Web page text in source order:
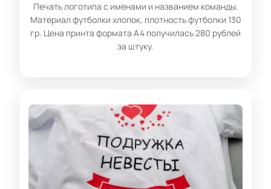
Печать логотипа с именами и названием команды.
Материал футболки хлопок, плотность футболки 130
гр. Цена принта формата А4 получилась 280 рублей
за штуку.